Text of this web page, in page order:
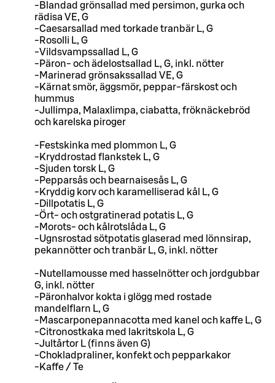
-Blandad grönsallad med persimon, gurka och
rädisa VE, G
-Caesarsallad med torkade tranbär L, G
-Rosolli L, G
-Vildsvampssallad L, G
-Päron- och ädelostsallad L, G, inkl. nötter
-Marinerad grönsakssallad VE, G
-Kärnat smör, äggsmör, peppar-färskost och
hummus
-Jullimpa, Malaxlimpa, ciabatta, fröknäckebröd
och karelska piroger
-Festskinka med plommon L, G
-Kryddrostad flankstek L, G
-Sjuden torsk L, G
-Pepparsås och bearnaisesås L, G
-Kryddig korv och karamelliserad kål L, G
-Dillpotatis L, G
-Ört- och ostgratinerad potatis L, G
-Morots- och kålrotslåda L, G
-Ugnsrostad sötpotatis glaserad med lönnsirap,
pekannötter och tranbär L, G, inkl. nötter
-Nutellamousse med hasselnötter och jordgubbar
G, inkl. nötter
-Päronhalvor kokta i glögg med rostade
mandelflarn L, G
-Mascarponepannacotta med kanel och kaffe L, G
-Citronostkaka med lakritskola L, G
-Jultårtor L (finns även G)
-Chokladpraliner, konfekt och pepparkakor
-Kaffe / Te